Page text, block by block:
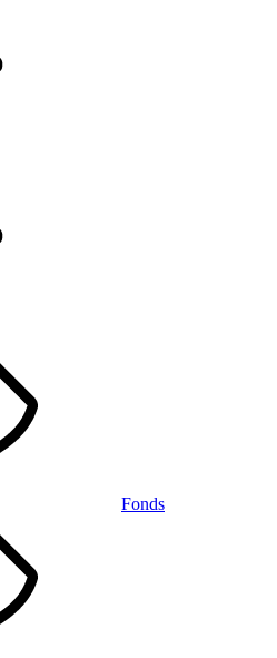
Fonds